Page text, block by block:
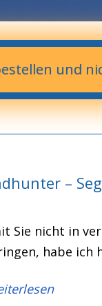
und
–
Sie nicht in
habe ich